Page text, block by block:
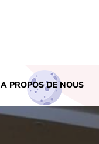
A PROPOS DE NOUS